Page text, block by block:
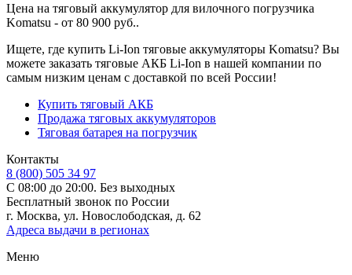
Цена на тяговый аккумулятор для вилочного погрузчика
Komatsu - от 80 900 руб..
Ищете, где купить Li-Ion тяговые аккумуляторы Komatsu? Вы
можете заказать тяговые АКБ Li-Ion в нашей компании по
самым низким ценам с доставкой по всей России!
Купить тяговый АКБ
Продажа тяговых аккумуляторов
Тяговая батарея на погрузчик
Контакты
8 (800) 505 34 97
С 08:00 до 20:00. Без выходных
Бесплатный звонок по России
г. Москва, ул. Новослободская, д. 62
Адреса выдачи в регионах
Меню